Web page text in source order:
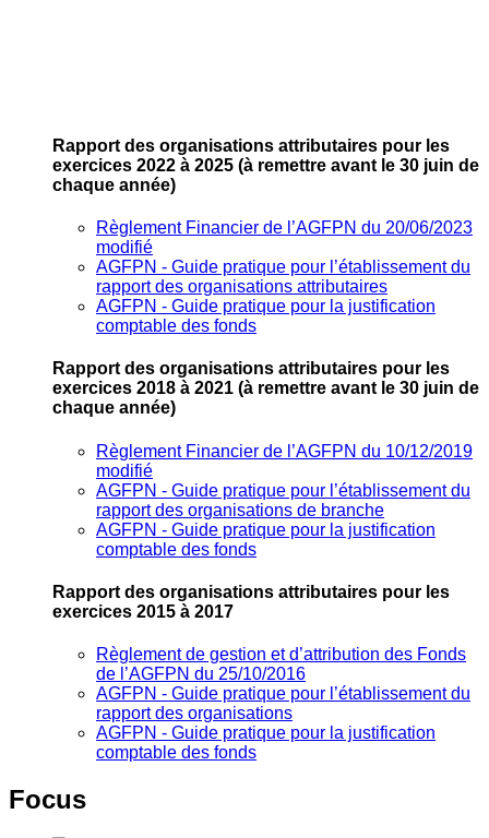
Rapport des organisations attributaires pour les
exercices 2022 à 2025 (à remettre avant le 30 juin de
chaque année)
Règlement Financier de l’AGFPN du 20/06/2023
modifié
AGFPN ‐ Guide pratique pour l’établissement du
rapport des organisations attributaires
AGFPN ‐ Guide pratique pour la justification
comptable des fonds
Rapport des organisations attributaires pour les
exercices 2018 à 2021 (à remettre avant le 30 juin de
chaque année)
Règlement Financier de l’AGFPN du 10/12/2019
modifié
AGFPN ‐ Guide pratique pour l’établissement du
rapport des organisations de branche
AGFPN ‐ Guide pratique pour la justification
comptable des fonds
Rapport des organisations attributaires pour les
exercices 2015 à 2017
Règlement de gestion et d’attribution des Fonds
de l’AGFPN du 25/10/2016
AGFPN ‐ Guide pratique pour l’établissement du
rapport des organisations
AGFPN ‐ Guide pratique pour la justification
comptable des fonds
Focus